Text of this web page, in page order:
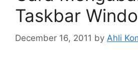
Taskbar
December 16, 2011 by Ahli